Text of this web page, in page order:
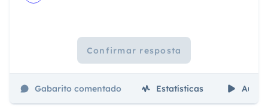
Confirmar resposta
Gabarito comentado Estatísticas Aulas